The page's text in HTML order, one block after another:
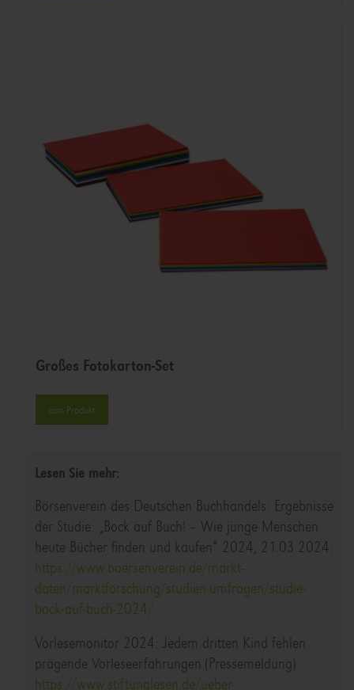
Großes Fotokarton-Set
zum Produkt
Lesen Sie mehr:
Börsenverein des Deutschen Buchhandels: Ergebnisse
der Studie: „Bock auf Buch! – Wie junge Menschen
heute Bücher finden und kaufen“ 2024, 21.03.2024:
https://www.boersenverein.de/markt-
daten/marktforschung/studien-umfragen/studie-
bock-auf-buch-2024/
Vorlesemonitor 2024: Jedem dritten Kind fehlen
prägende Vorleseerfahrungen (Pressemeldung):
https://www.stiftunglesen.de/ueber-